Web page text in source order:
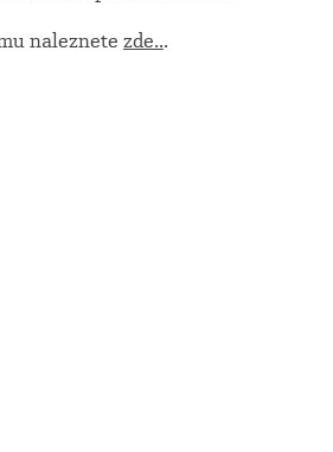
naleznete zde...